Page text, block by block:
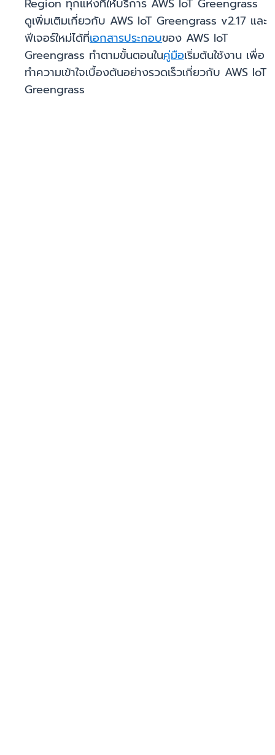
Region ทุกแห่งที่ให้บริการ AWS IoT Greengrass
ดูเพิ่มเติมเกี่ยวกับ AWS IoT Greengrass v2.17 และ
ฟีเจอร์ใหม่ได้ที่เอกสารประกอบของ AWS IoT
Greengrass ทำตามขั้นตอนในคู่มือเริ่มต้นใช้งาน เพื่อ
ทำความเข้าใจเบื้องต้นอย่างรวดเร็วเกี่ยวกับ AWS IoT
Greengrass